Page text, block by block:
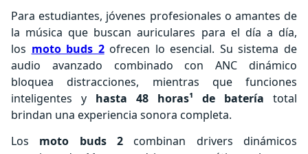
Para estudiantes, jóvenes profesionales o amantes de
la música que buscan auriculares para el día a día,
los moto buds 2ofrecen lo esencial. Su sistema de
audio avanzado combinado con ANC dinámico
bloquea distracciones, mientras que funciones
inteligentes y hasta 48 horas¹ de batería total
brindan una experiencia sonora completa.
Los moto buds 2 combinan drivers dinámicos